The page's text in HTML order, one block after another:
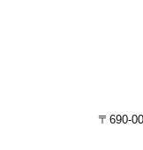
〒690-